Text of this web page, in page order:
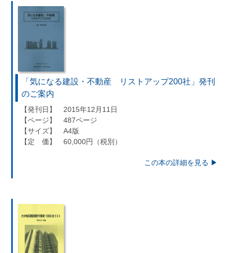
「気になる建設・不動産 リストアップ200社」発刊
のご案内
【発刊日】 2015年12月11日
【ページ】 487ページ
【サイズ】 A4版
【定 価】 60,000円（税別）
この本の詳細を見る ▶︎